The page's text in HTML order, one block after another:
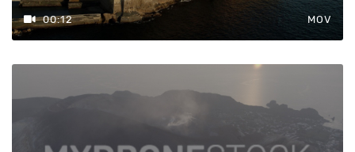
00:12 MOV